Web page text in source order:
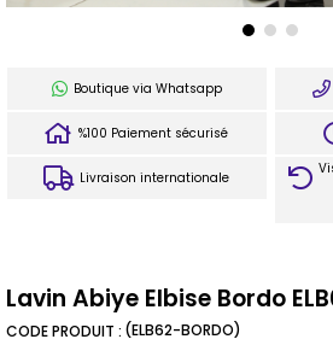
Boutique via Whatsapp
%100 Paiement sécurisé
Livraison internationale
Lavin Abiye Elbise Bordo
(ELB62-BORDO)